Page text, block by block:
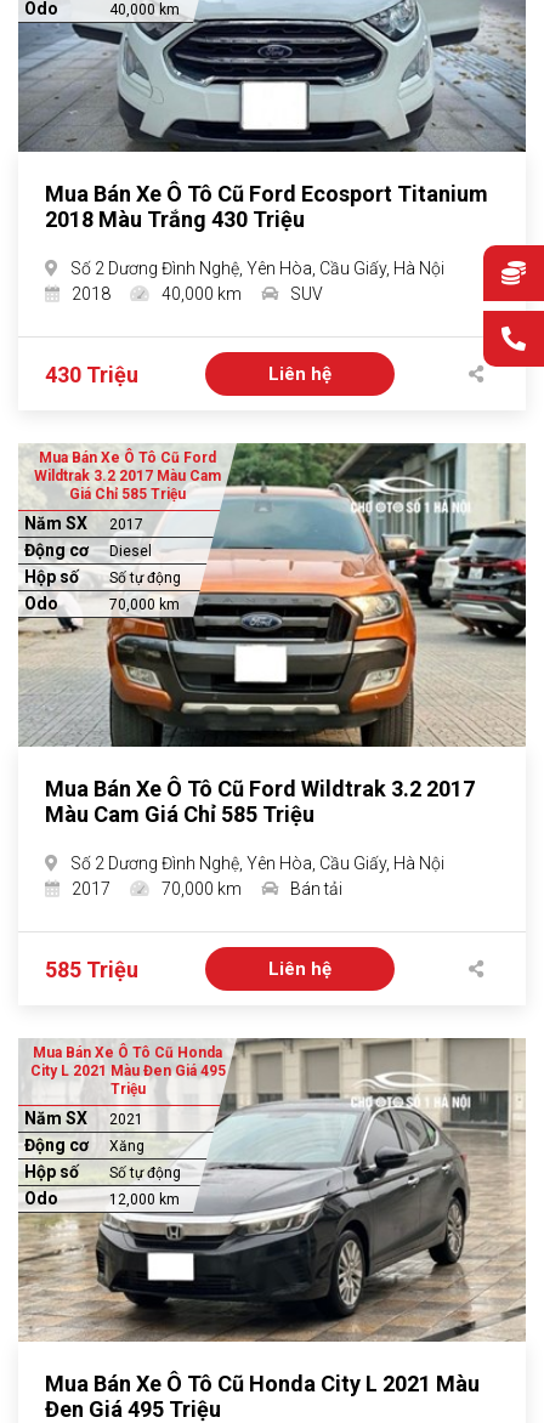
Odo 40,000 km
Mua Bán Xe Ô Tô Cũ Ford Ecosport Titanium
2018 Màu Trắng 430 Triệu
Số 2 Dương Đình Nghệ, Yên Hòa, Cầu Giấy, Hà Nội
2018
40,000 km SUV
430 Triệu Liên hệ
Mua Bán Xe Ô Tô Cũ Ford
Wildtrak 3.2 2017 Màu Cam
Giá Chỉ 585 Triệu
Năm SX 2017
Động cơ Diesel
Hộp số Số tự động
Odo 70,000 km
Mua Bán Xe Ô Tô Cũ Ford Wildtrak 3.2 2017
Màu Cam Giá Chỉ 585 Triệu
Số 2 Dương Đình Nghệ, Yên Hòa, Cầu Giấy, Hà Nội
2017
70,000 km Bán tải
585 Triệu Liên hệ
Mua Bán Xe Ô Tô Cũ Honda
City L 2021 Màu Đen Giá 495
Triệu
Năm SX 2021
Động cơ Xăng
Hộp số Số tự động
Odo 12,000 km
Mua Bán Xe Ô Tô Cũ Honda City L 2021 Màu
Đen Giá 495 Triệu